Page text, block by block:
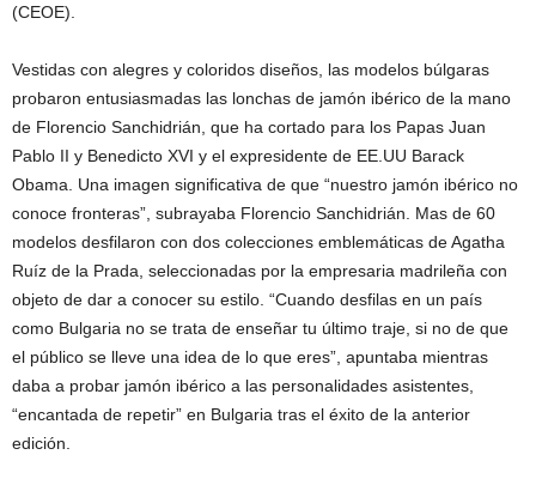
(CEOE).
Vestidas con alegres y coloridos diseños, las modelos búlgaras
probaron entusiasmadas las lonchas de jamón ibérico de la mano
de Florencio Sanchidrián, que ha cortado para los Papas Juan
Pablo II y Benedicto XVI y el expresidente de EE.UU Barack
Obama. Una imagen significativa de que “nuestro jamón ibérico no
conoce fronteras”, subrayaba Florencio Sanchidrián. Mas de 60
modelos desfilaron con dos colecciones emblemáticas de Agatha
Ruíz de la Prada, seleccionadas por la empresaria madrileña con
objeto de dar a conocer su estilo. “Cuando desfilas en un país
como Bulgaria no se trata de enseñar tu último traje, si no de que
el público se lleve una idea de lo que eres”, apuntaba mientras
daba a probar jamón ibérico a las personalidades asistentes,
“encantada de repetir” en Bulgaria tras el éxito de la anterior
edición.